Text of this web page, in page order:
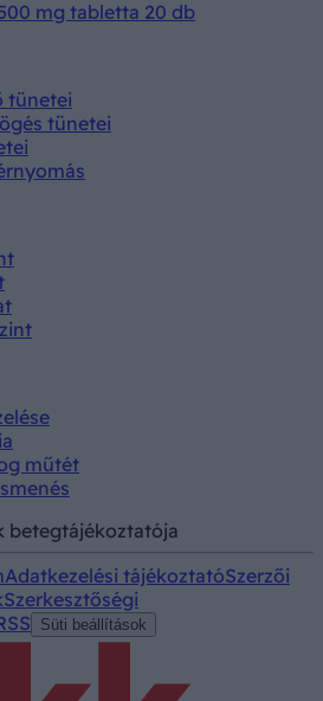
mg tabletta 20 db
tünetei
tünetei
műtét
betegtájékoztatója
Adatkezelési tájékoztatóSzerzői
Szerkesztőségi
Süti beállítások